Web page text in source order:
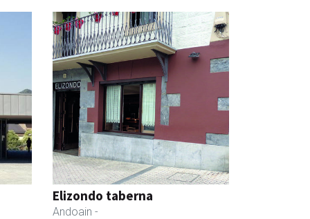
Elizondo taberna
Andoain -